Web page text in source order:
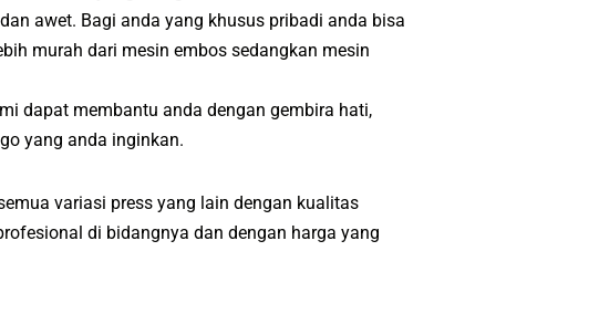
awet. Bagi anda yang khusus pribadi anda bisa
murah dari mesin embos sedangkan mesin
dapat membantu anda dengan gembira hati,
yang anda inginkan.
variasi press yang lain dengan kualitas
di bidangnya dan dengan harga yang